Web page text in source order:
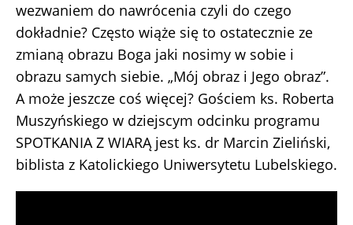
wezwaniem do nawrócenia czyli do czego
dokładnie? Często wiąże się to ostatecznie ze
zmianą obrazu Boga jaki nosimy w sobie i
obrazu samych siebie. „Mój obraz i Jego obraz”.
A może jeszcze coś więcej? Gościem ks. Roberta
Muszyńskiego w dziejscym odcinku programu
SPOTKANIA Z WIARĄ jest ks. dr Marcin Zieliński,
biblista z Katolickiego Uniwersytetu Lubelskiego.